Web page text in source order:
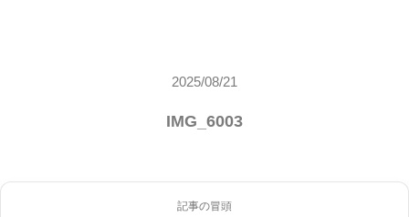
2025/08/21
IMG_6003
記事の冒頭